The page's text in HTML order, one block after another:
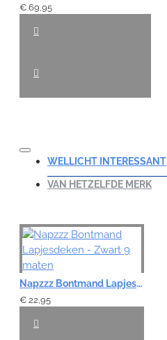
€ 69,95
WELLICHT INTERESSANT
VAN HETZELFDE MERK
Napzzz Bontmand Lapjesdeken - Zwart 9 maten
€ 22,95